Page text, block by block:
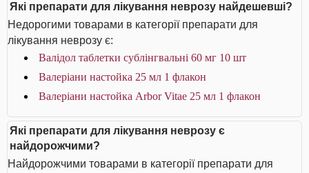
Які препарати для лікування неврозу найдешевші?
Недорогими товарами в категорії препарати для
лікування неврозу є:
Валідол таблетки сублінгвальні 60 мг 10 шт
Валеріани настойка 25 мл 1 флакон
Валеріани настойка Arbor Vitae 25 мл 1 флакон
Які препарати для лікування неврозу є
найдорожчими?
Найдорожчими товарами в категорії препарати для